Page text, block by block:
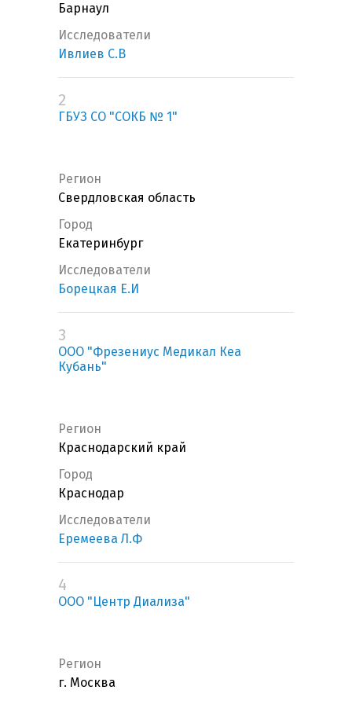
Барнаул
Исследователи
Ивлиев С.В
2
ГБУЗ СО "СОКБ № 1"
Регион
Свердловская область
Город
Екатеринбург
Исследователи
Борецкая Е.И
3
ООО "Фрезениус Медикал Кеа
Кубань"
Регион
Краснодарский край
Город
Краснодар
Исследователи
Еремеева Л.Ф
4
ООО "Центр Диализа"
Регион
г. Москва